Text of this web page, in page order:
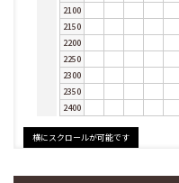
2100
2150
2200
2250
2300
2350
2400